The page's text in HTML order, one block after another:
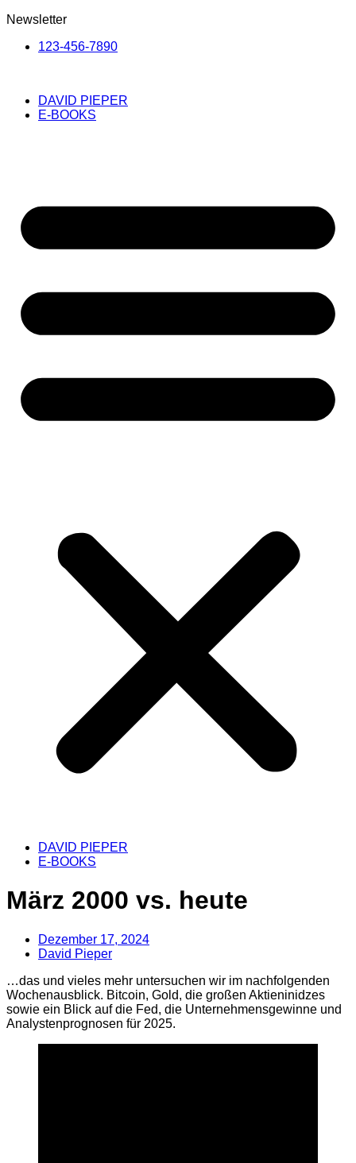
Newsletter
123-456-7890
DAVID PIEPER
E-BOOKS
DAVID PIEPER
E-BOOKS
März 2000 vs. heute
Dezember 17, 2024
David Pieper
…das und vieles mehr untersuchen wir im nachfolgenden
Wochenausblick. Bitcoin, Gold, die großen Aktieninidzes
sowie ein Blick auf die Fed, die Unternehmensgewinne und
Analystenprognosen für 2025.